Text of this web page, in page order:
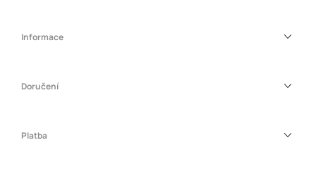
Informace
Doručení
Platba